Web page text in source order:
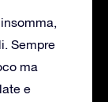
Sempre
ma
e